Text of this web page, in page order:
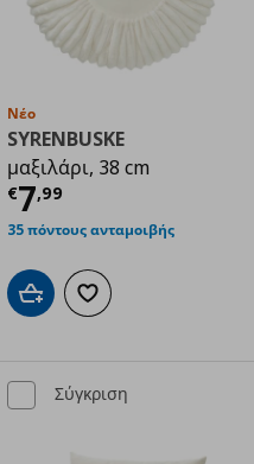
€ 6,99
Νέο
SYRENBUSKE
μαξιλάρι, 38 cm
€7,99
Τρέχουσα
35 πόντους ανταμοιβής
Προσθήκη στο καλάθι
Προσθήκη στα
Σύγκριση